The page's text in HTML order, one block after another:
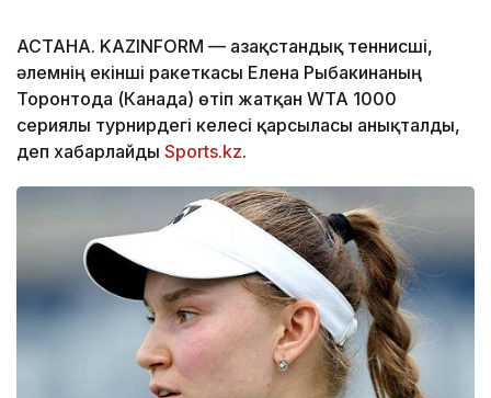
АСТАНА. KAZINFORM — Қазақстандық теннисші,
әлемнің екінші ракеткасы Елена Рыбакинаның
Торонтода (Канада) өтіп жатқан WTA 1000
сериялы турнирдегі келесі қарсыласы анықталды,
деп хабарлайды Sports.kz.